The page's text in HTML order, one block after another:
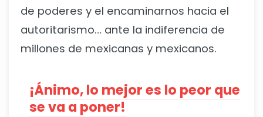
de poderes y el encaminarnos hacia el
autoritarismo… ante la indiferencia de
millones de mexicanas y mexicanos.
¡Ánimo, lo mejor es lo peor que
se va a poner!